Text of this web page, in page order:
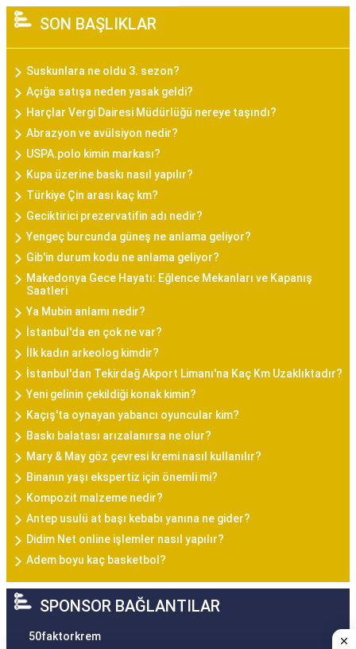
SON BAŞLIKLAR
Suskunlara ne oldu 3. sezon?
Açığa satışa neden yasak geldi?
Harçlar Vergi Dairesi Müdürlüğü nereye taşındı?
Abrazyon ve avülsiyon nedir?
USPA.polo kimin markası?
Kupa üzerine baskı nasıl yapılır?
Türkiye Çin arası kaç km?
Geciktirici prezervatifin adı nedir?
Yengeç burcunda güneş ne anlama geliyor?
Gib'in durum kodu ne anlama geliyor?
Makedonya Gece Hayatı: Eğlence Mekanları ve Kapanış
Saatleri
Ya Mubin anlamı nedir?
İstanbul'da en çok ne var?
İlk kadın arkeolog kimdir?
İstanbul'dan Tekirdağ Akport Limanı'na Kaç Km Uzaklıktadır?
Yeni gelinin çekildiği konak kimin?
Kaçış'ta oynayan yabancı oyuncular kim?
Baskı balatası arızalanırsa ne olur?
Mary & May göz çevresi kremi nasıl kullanılır?
Binanın yaşı ekspertiz için önemli mi?
Kompozit malzeme nedir?
Antep usulü at başı kebabı yanına ne gider?
Didim Net online işlemler nasıl yapılır?
Adem boyu kaç basketbol?
SPONSOR BAĞLANTILAR
50faktorkrem